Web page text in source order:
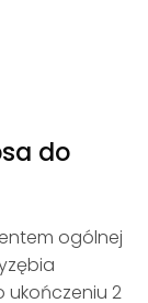
do
ogólnej
2